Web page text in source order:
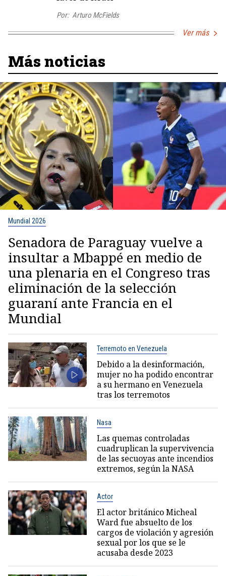
Por: Arturo McFields
Ver más
Más noticias
Mundial 2026
Senadora de Paraguay vuelve a
insultar a Mbappé en medio de
una plenaria en el Congreso tras
eliminación de la selección
guaraní ante Francia en el
Mundial
Terremoto en Venezuela
Debido a la desinformación,
mujer no ha podido encontrar
a su hermano en Venezuela
tras los terremotos
Nasa
Las quemas controladas
cuadruplican la supervivencia
de las secuoyas ante incendios
extremos, según la NASA
Actor
El actor británico Micheal
Ward fue absuelto de los
cargos de violación y agresión
sexual por los que se le
acusaba desde 2023